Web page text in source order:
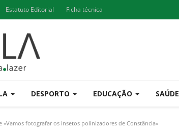
Estatuto Editorial Ficha técnica
DESPORTO EDUCAÇÃO SAÚDE
«Vamos fotografar os insetos polinizadores de Constância»